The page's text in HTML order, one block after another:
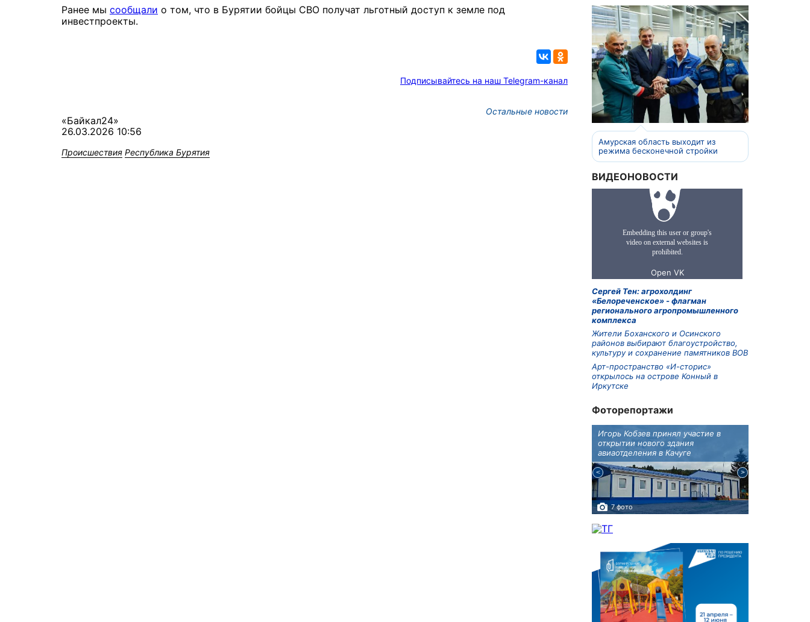
Ранее мы сообщали о том, что в Бурятии бойцы СВО получат льготный доступ к земле под
инвестпроекты.
Подписывайтесь на наш Telegram-канал
Остальные новости
«Байкал24»
26.03.2026 10:56
Происшествия Республика Бурятия
Амурская область выходит из
режима бесконечной стройки
ВИДЕОНОВОСТИ
Сергей Тен: агрохолдинг
«Белореченское» - флагман
регионального агропромышленного
комплекса
Жители Боханского и Осинского
районов выбирают благоустройство,
культуру и сохранение памятников ВОВ
Арт-пространство «И-сторис»
открылось на острове Конный в
Иркутске
Фоторепортажи
Игорь Кобзев принял участие в
открытии нового здания
авиаотделения в Качуге
7 фото